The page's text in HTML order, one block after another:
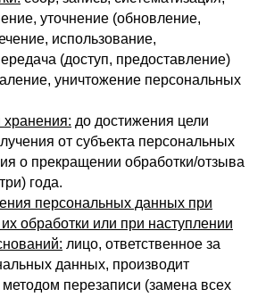
уточнение (обновление,
использование,
(доступ, предоставление)
уничтожение персональных
хранения: до достижения цели
от субъекта персональных
о прекращении обработки/отзыва
года.
персональных данных при
обработки или при наступлении
лицо, ответственное за
данных, производит
перезаписи (замена всех